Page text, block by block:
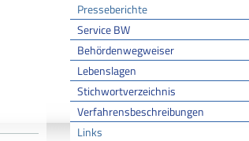
Presseberichte
Service BW
Behördenwegweiser
Lebenslagen
Stichwortverzeichnis
Verfahrensbeschreibungen
Links
Sie sind hier:Startseite /Aktuell